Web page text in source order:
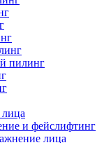
пилинг
и фейслифтинг
лица